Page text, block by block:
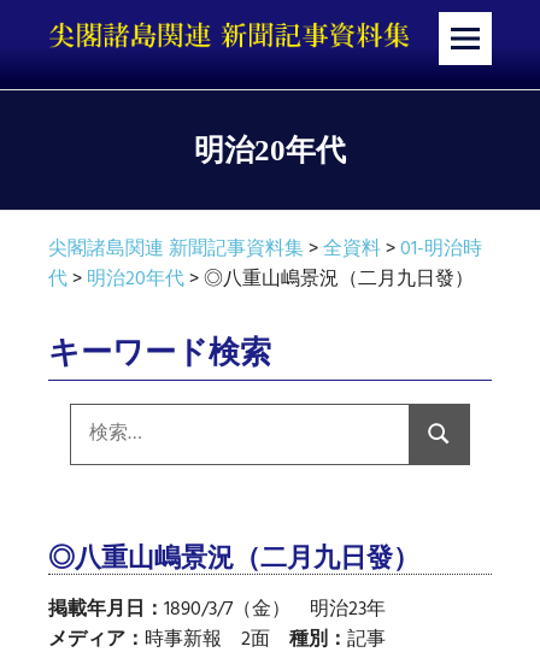
テ
メ
明治20年代
尖閣諸島関連 新聞記事資料集>全資料>01-明治時
代>明治20年代>◎八重山嶋景況（二月九日發）
キーワード検索
索:
検
索
◎八重山嶋景況（二月九日發）
掲載年月日： 1890/3/7（金） 明治23年
メディア： 時事新報 2面 種別： 記事